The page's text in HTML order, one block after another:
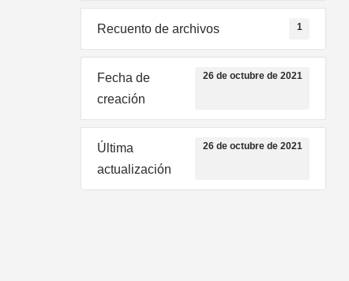
Recuento de archivos 1
Fecha de
creación
26 de octubre de 2021
Última
actualización
26 de octubre de 2021